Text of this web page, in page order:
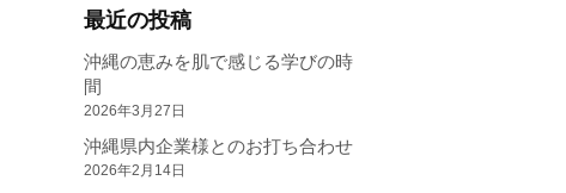
最近の投稿
沖縄の恵みを肌で感じる学びの時
間
2026年3月27日
沖縄県内企業様とのお打ち合わせ
2026年2月14日